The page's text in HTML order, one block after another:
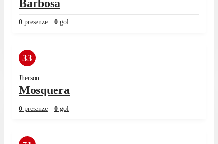
Barbosa
0 presenze 0 gol
33
Jherson
Mosquera
0 presenze 0 gol